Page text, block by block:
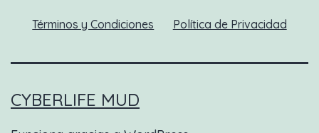
Términos y Condiciones Política de Privacidad
CYBERLIFE MUD